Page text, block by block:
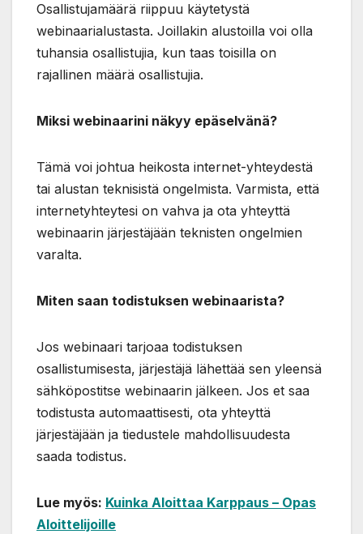
Osallistujamäärä riippuu käytetystä
webinaarialustasta. Joillakin alustoilla voi olla
tuhansia osallistujia, kun taas toisilla on
rajallinen määrä osallistujia.
Miksi webinaarini näkyy epäselvänä?
Tämä voi johtua heikosta internet-yhteydestä
tai alustan teknisistä ongelmista. Varmista, että
internetyhteytesi on vahva ja ota yhteyttä
webinaarin järjestäjään teknisten ongelmien
varalta.
Miten saan todistuksen webinaarista?
Jos webinaari tarjoaa todistuksen
osallistumisesta, järjestäjä lähettää sen yleensä
sähköpostitse webinaarin jälkeen. Jos et saa
todistusta automaattisesti, ota yhteyttä
järjestäjään ja tiedustele mahdollisuudesta
saada todistus.
Lue myös: Kuinka Aloittaa Karppaus – Opas
Aloittelijoille